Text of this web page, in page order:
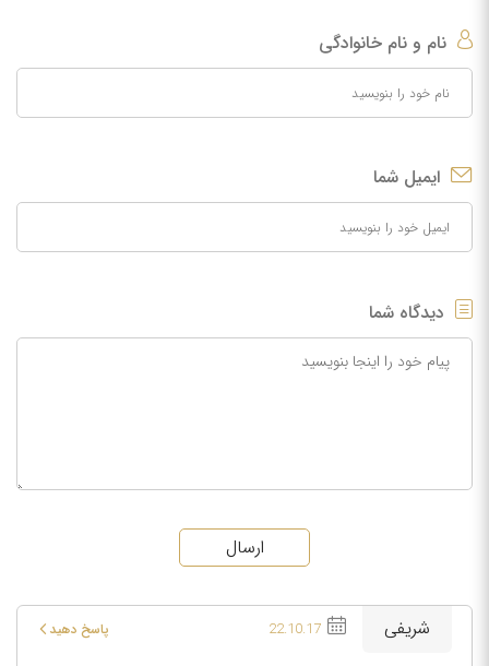
نام و نام خانوادگی
ایمیل شما
دیدگاه شما
ارسال
شریفی 22.10.17 پاسخ دهید